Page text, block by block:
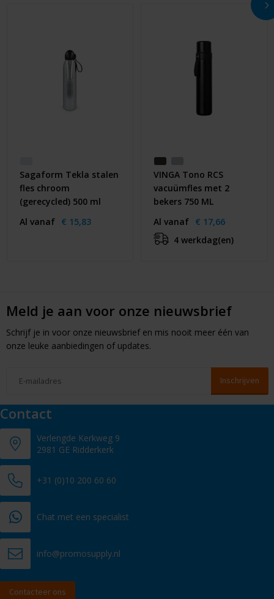
Sagaform Tekla stalen
fles chroom
(gerecycled) 500 ml
Al vanaf € 15,83
VINGA Tono RCS
vacuümfles met 2
bekers 750 ML
Al vanaf € 17,66
4 werkdag(en)
Meld je aan voor onze nieuwsbrief
Schrijf je in voor onze nieuwsbrief en mis nooit meer één van
onze leuke aanbiedingen of updates.
Contact
Verlengde Kerkweg 9
2981 GE Ridderkerk
+31 (0)10 200 60 60
Chat met een specialist
info@promosupply.nl
Contacteer ons